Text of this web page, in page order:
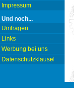
Impressum
Und noch...
Umfragen
Links
Werbung bei uns
Datenschutzklausel